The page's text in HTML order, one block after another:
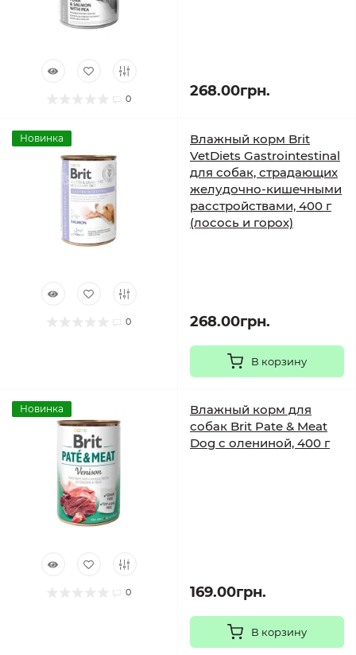
0 268.00грн.
Новинка
0
Влажный корм Brit
VetDiets Gastrointestinal
для собак, страдающих
желудочно-кишечными
расстройствами, 400 г
(лосось и горох)
268.00грн.
В корзину
Новинка
0
Влажный корм для
собак Brit Pate & Meat
Dog с олениной, 400 г
169.00грн.
В корзину